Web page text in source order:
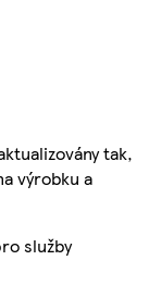
tak,
výrobku a
služby